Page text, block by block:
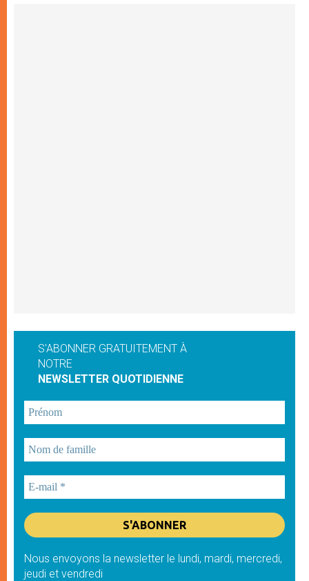
S'ABONNER GRATUITEMENT À
NOTRE
NEWSLETTER QUOTIDIENNE
Nous envoyons la newsletter le lundi, mardi, mercredi,
jeudi et vendredi